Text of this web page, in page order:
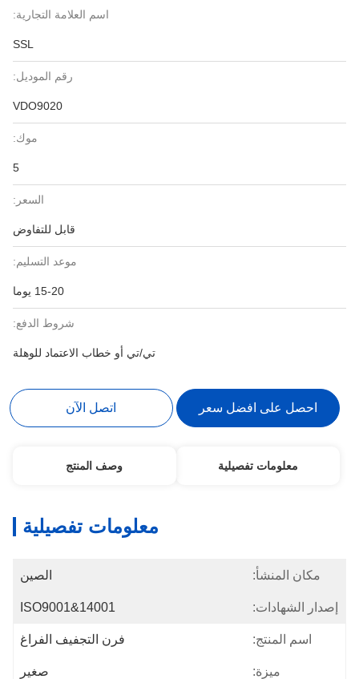
اسم العلامة التجارية:
SSL
رقم الموديل:
VDO9020
موك:
5
السعر:
قابل للتفاوض
موعد التسليم:
15-20 يوما
شروط الدفع:
تي/تي أو خطاب الاعتماد للوهلة
احصل على افضل سعر اتصل الآن
معلومات تفصيلية وصف المنتج
معلومات تفصيلية
مكان المنشأ: الصين
إصدار الشهادات: ISO9001&14001
اسم المنتج: فرن التجفيف الفراغ
ميزة: صغير